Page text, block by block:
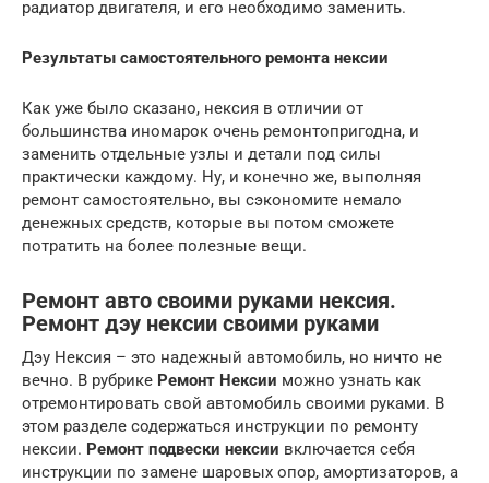
радиатор двигателя, и его необходимо заменить.
Результаты самостоятельного ремонта нексии
Как уже было сказано, нексия в отличии от
большинства иномарок очень ремонтопригодна, и
заменить отдельные узлы и детали под силы
практически каждому. Ну, и конечно же, выполняя
ремонт самостоятельно, вы сэкономите немало
денежных средств, которые вы потом сможете
потратить на более полезные вещи.
Ремонт авто своими руками нексия.
Ремонт дэу нексии своими руками
Дэу Нексия – это надежный автомобиль, но ничто не
вечно. В рубрике Ремонт Нексии можно узнать как
отремонтировать свой автомобиль своими руками. В
этом разделе содержаться инструкции по ремонту
нексии. Ремонт подвески нексии включается себя
инструкции по замене шаровых опор, амортизаторов, а